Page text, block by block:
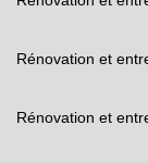
Rénovation et
Rénovation et